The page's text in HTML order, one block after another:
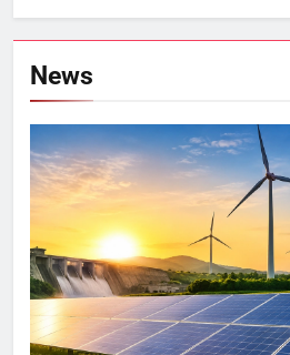
Asian Championships
News